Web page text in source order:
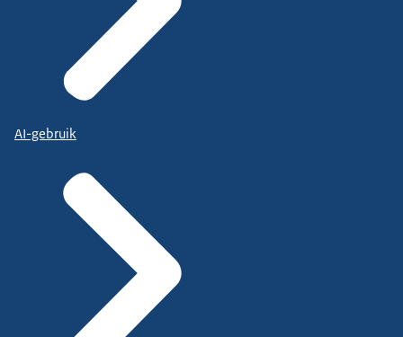
AI-gebruik